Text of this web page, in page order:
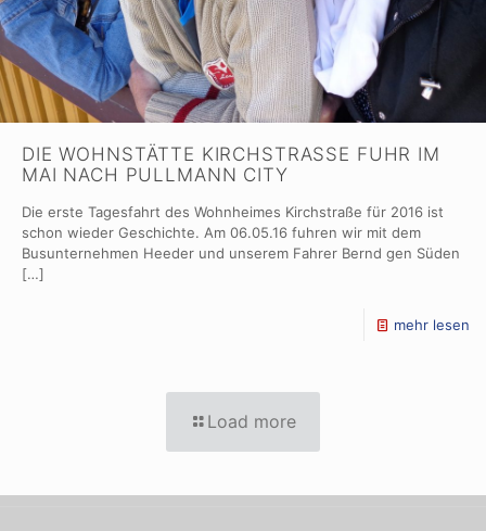
DIE WOHNSTÄTTE KIRCHSTRASSE FUHR IM M
AI NACH PULLMANN CITY
Die erste Tagesfahrt des Wohnheimes Kirchstraße für 2016 ist
schon wieder Geschichte. Am 06.05.16 fuhren wir mit dem
Busunternehmen Heeder und unserem Fahrer Bernd gen Süden
[…]
mehr lesen
Load more